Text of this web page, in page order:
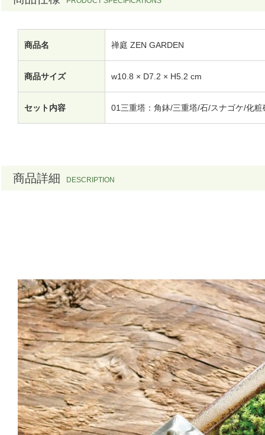
商品詳細
商品名 禅庭 ZEN GARDEN
商品サイズ w10.8 × D7.2 × H5.2 cm
セット内容 01三重塔：角鉢/三重塔/石/スナゴケ/化